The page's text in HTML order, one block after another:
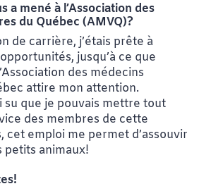
a mené à l’Association des
du Québec (AMVQ)?
de carrière, j’étais prête à
jusqu’à ce que
des médecins
attire mon attention.
su que je pouvais mettre tout
des membres de cette
cet emploi me permet d’assouvir
petits animaux!